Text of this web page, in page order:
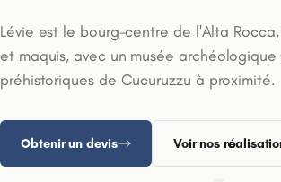
Lévie est le bourg-centre de l'Alta
et maquis, avec un musée
préhistoriques de Cucuruzzu à proximité.
Obtenir un devis Voir nos